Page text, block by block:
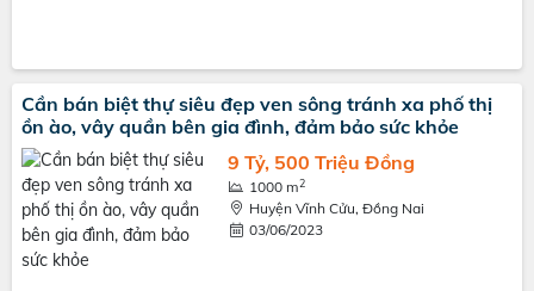
Cần bán biệt thự siêu đẹp ven sông tránh xa phố thị
ồn ào, vây quần bên gia đình, đảm bảo sức khỏe
9 Tỷ, 500 Triệu Đồng
1000 m2
Huyện Vĩnh Cửu, Đồng Nai
03/06/2023